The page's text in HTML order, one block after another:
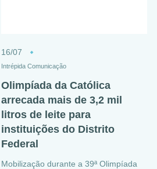
16/07
Intrépida Comunicação
Olimpíada da Católica
arrecada mais de 3,2 mil
litros de leite para
instituições do Distrito
Federal
Mobilização durante a 39ª Olimpíada